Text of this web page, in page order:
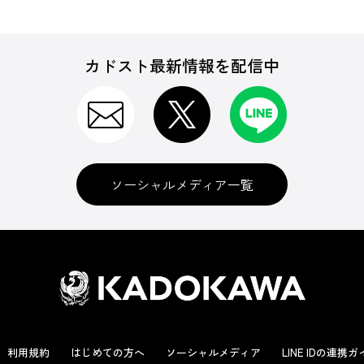
カドスト最新情報を配信中
ソーシャルメディア一覧
利用規約 はじめての方へ ソーシャルメディア LINE IDの連携ガ